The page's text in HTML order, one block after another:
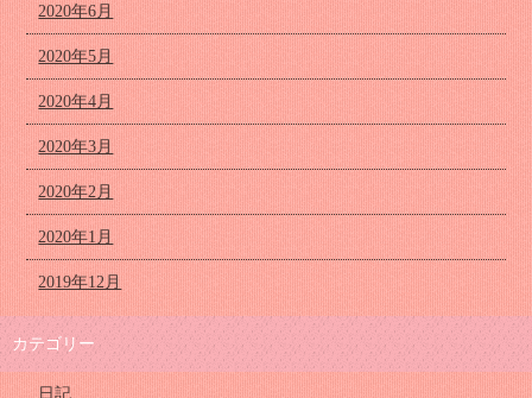
2020年6月
2020年5月
2020年4月
2020年3月
2020年2月
2020年1月
2019年12月
カテゴリー
日記